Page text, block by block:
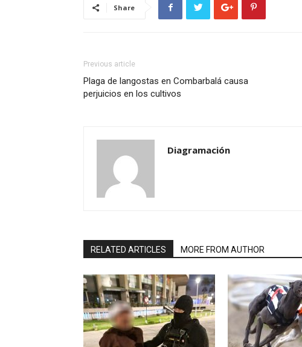
Share
Previous article
Plaga de langostas en Combarbalá causa
perjuicios en los cultivos
Diagramación
RELATED ARTICLES MORE FROM AUTHOR